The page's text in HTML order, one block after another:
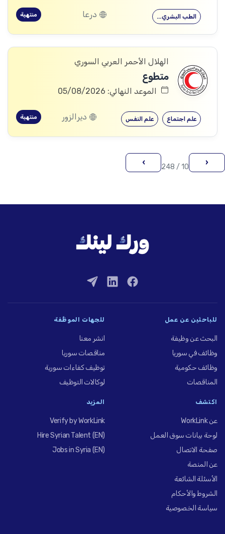
الطب البشري… درعا منتهية
الهلال الأحمر العربي السوري
متطوع
الموعد النهائي: 05/08/2026
علم النفس علم اجتماع ديرالزور منتهية
‹
10 / 248
›
للباحثين عن عمل
البحث عن وظيفة
وظائف في سوريا
وظائف حكومية
المناقصات
للجهات الموظِّفة
انشر معنا
مناقصات سوريا
توظيف كفاءات سورية
لوكالات التوظيف
اكتشف
عن WorkLink
لوحة بيانات سوق العمل
صفحة الاتصال
عن المنصة
الأسئلة الشائعة
الشروط والأحكام
سياسة الخصوصية
المزيد
Verify by WorkLink
Hire Syrian Talent (EN)
Jobs in Syria (EN)